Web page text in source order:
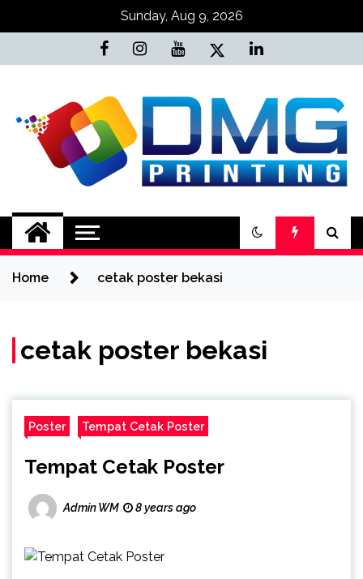
Sunday, Aug 9, 2026
Jasa Cetak Online
DMG Printing
Home cetak poster bekasi
cetak poster bekasi
Poster Tempat Cetak Poster
Tempat Cetak Poster
Admin WM 8 years ago